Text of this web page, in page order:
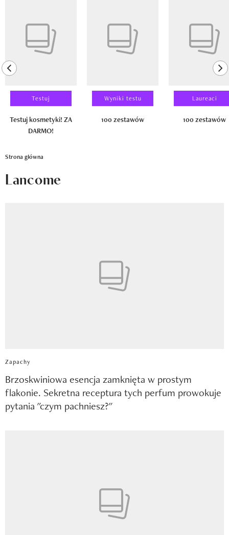
Wizaz Summer Influ School
Mój profil / Zarejestruj się
previous element
Testuj
Testuj kosmetyki! ZA
DARMO!
Wyniki testu
100 zestawów
Laureaci
100 zestawów
Strona główna
Lancome
Zapachy
Brzoskwiniowa esencja zamknięta w prostym
flakonie. Sekretna receptura tych perfum prowokuje
pytania "czym pachniesz?"